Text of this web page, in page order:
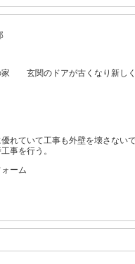
家 玄関のドアが古くなり新しく
れていて工事も外壁を壊さない
事を行う。
ーム